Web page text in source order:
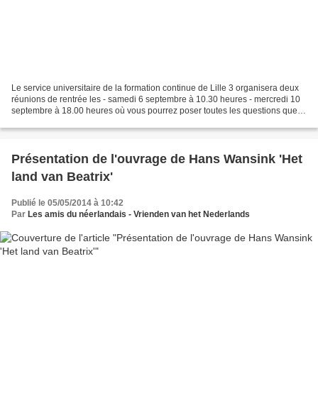
Le service universitaire de la formation continue de Lille 3 organisera deux
réunions de rentrée les - samedi 6 septembre à 10.30 heures - mercredi 10
septembre à 18.00 heures où vous pourrez poser toutes les questions que
Présentation de l'ouvrage de Hans Wansink 'Het
land van Beatrix'
Publié le 05/05/2014 à 10:42
Par Les amis du néerlandais - Vrienden van het Nederlands